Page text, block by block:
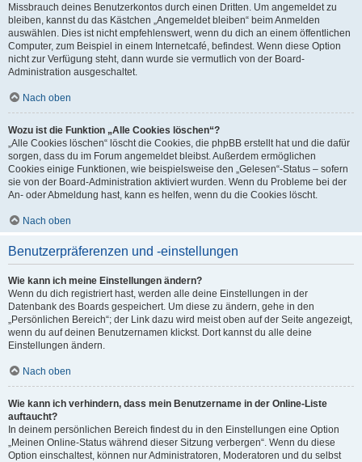
Missbrauch deines Benutzerkontos durch einen Dritten. Um angemeldet zu
bleiben, kannst du das Kästchen „Angemeldet bleiben“ beim Anmelden
auswählen. Dies ist nicht empfehlenswert, wenn du dich an einem öffentlichen
Computer, zum Beispiel in einem Internetcafé, befindest. Wenn diese Option
nicht zur Verfügung steht, dann wurde sie vermutlich von der Board-
Administration ausgeschaltet.
Nach oben
Wozu ist die Funktion „Alle Cookies löschen“?
„Alle Cookies löschen“ löscht die Cookies, die phpBB erstellt hat und die dafür
sorgen, dass du im Forum angemeldet bleibst. Außerdem ermöglichen
Cookies einige Funktionen, wie beispielsweise den „Gelesen“-Status – sofern
sie von der Board-Administration aktiviert wurden. Wenn du Probleme bei der
An- oder Abmeldung hast, kann es helfen, wenn du die Cookies löscht.
Nach oben
Benutzerpräferenzen und -einstellungen
Wie kann ich meine Einstellungen ändern?
Wenn du dich registriert hast, werden alle deine Einstellungen in der
Datenbank des Boards gespeichert. Um diese zu ändern, gehe in den
„Persönlichen Bereich“; der Link dazu wird meist oben auf der Seite angezeigt,
wenn du auf deinen Benutzernamen klickst. Dort kannst du alle deine
Einstellungen ändern.
Nach oben
Wie kann ich verhindern, dass mein Benutzername in der Online-Liste
auftaucht?
In deinem persönlichen Bereich findest du in den Einstellungen eine Option
„Meinen Online-Status während dieser Sitzung verbergen“. Wenn du diese
Option einschaltest, können nur Administratoren, Moderatoren und du selbst